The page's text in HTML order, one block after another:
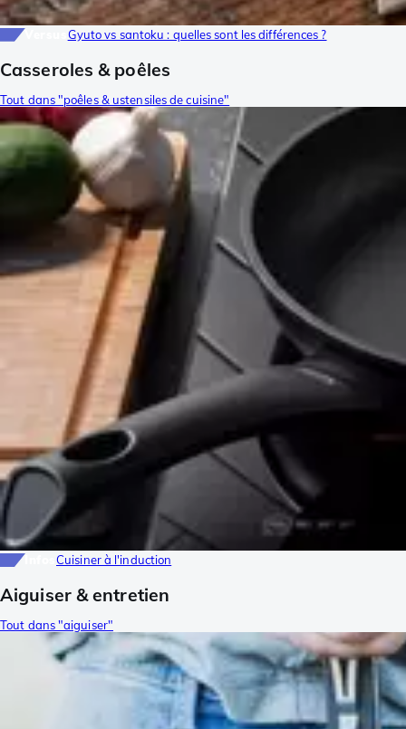
Gyuto vs santoku : quelles sont les différences ?
Casseroles & poêles
Tout dans "poêles & ustensiles de cuisine"
Cuisiner à l'induction
Aiguiser & entretien
Tout dans "aiguiser"